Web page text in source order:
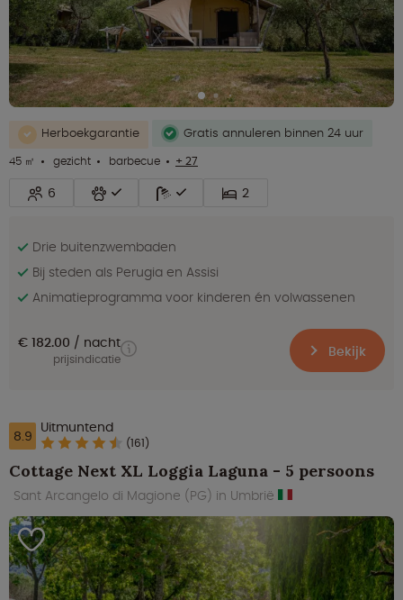
Herboekgarantie
Gratis annuleren binnen 24 uur
45 ㎡
gezicht barbecue + 27
6 2
Drie buitenzwembaden
Bij steden als Perugia en Assisi
Animatieprogramma voor kinderen én volwassenen
€ 182.00 nacht
prijsindicatie Bekijk
8.9 Uitmuntend
(161)
Cottage Next XL Loggia Laguna - 5 persoons
Sant Arcangelo di Magione (PG) in Umbrië